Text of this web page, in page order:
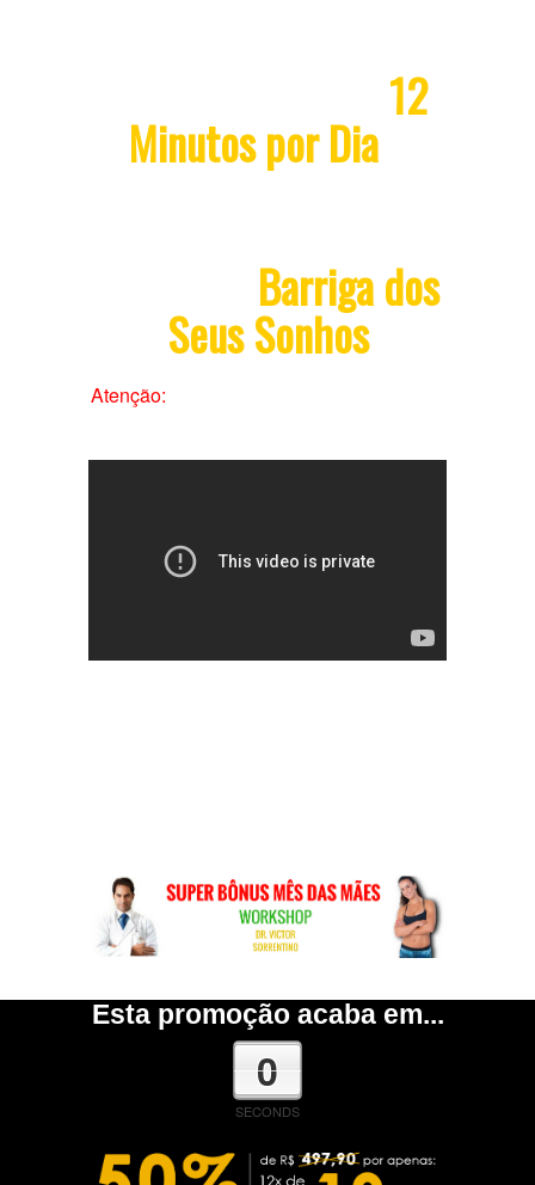
12
Minutos por Dia
Tudo que Você
Barriga dos
Seus Sonhos
Atenção:
Esta promoção acaba em...
0
SECONDS